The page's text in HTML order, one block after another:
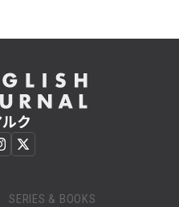
ク
SERIES & BOOKS